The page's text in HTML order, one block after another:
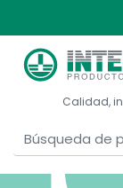
Calidad,